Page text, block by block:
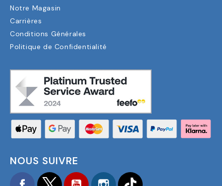
Notre Magasin
Carrières
Conditions Générales
Politique de Confidentialité
NOUS SUIVRE
FacebookTwitter YouTubeInstagram